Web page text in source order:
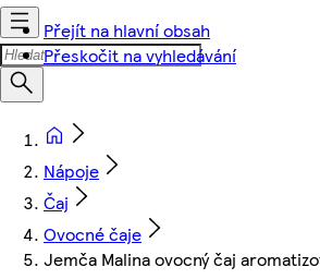
Přejít na hlavní obsah
Přeskočit na vyhledávání
Nápoje
Čaj
Ovocné čaje
Jemča Malina ovocný čaj